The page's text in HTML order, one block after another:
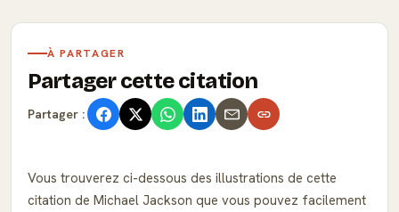
À PARTAGER
Partager cette citation
Partager :
Vous trouverez ci-dessous des illustrations de cette
citation de Michael Jackson que vous pouvez facilement